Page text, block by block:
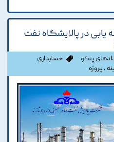
یابی در پالایشگاه نفت
پنکو
حسابداری
، پروژه